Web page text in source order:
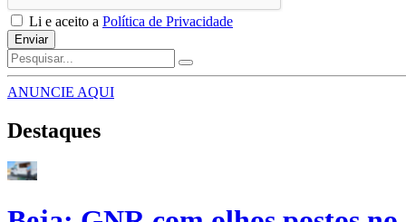
Li e aceito a Política de Privacidade
Enviar
ANUNCIE AQUI
Destaques